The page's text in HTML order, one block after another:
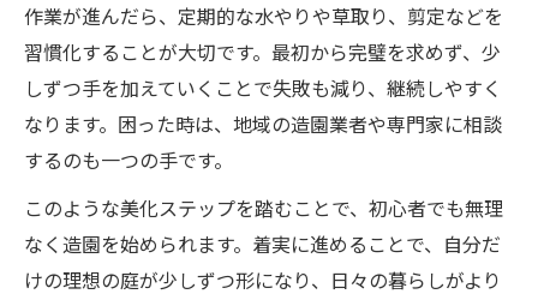
作業が進んだら、定期的な水やりや草取り、剪定などを
習慣化することが大切です。最初から完璧を求めず、少
しずつ手を加えていくことで失敗も減り、継続しやすく
なります。困った時は、地域の造園業者や専門家に相談
するのも一つの手です。
このような美化ステップを踏むことで、初心者でも無理
なく造園を始められます。着実に進めることで、自分だ
けの理想の庭が少しずつ形になり、日々の暮らしがより